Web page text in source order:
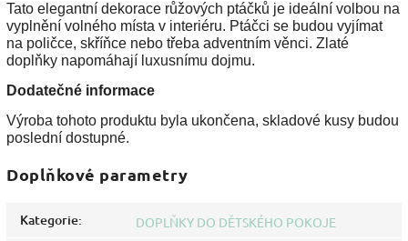
Tato elegantní dekorace růžových ptáčků je ideální volbou na
vyplnění volného místa v interiéru. Ptáčci se budou vyjímat
na poličce, skříňce nebo třeba adventním věnci. Zlaté
doplňky napomáhají luxusnímu dojmu.
Dodatečné informace
Výroba tohoto produktu byla ukončena, skladové kusy budou
poslední dostupné.
Doplňkové parametry
Kategorie: DOPLŇKY DO DĚTSKÉHO POKOJE